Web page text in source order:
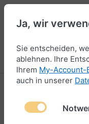
Menü Anmelden
Ja, wir
Sie entscheiden,
ablehnen. Ihre
Ihrem My-Account-
auch in unserer